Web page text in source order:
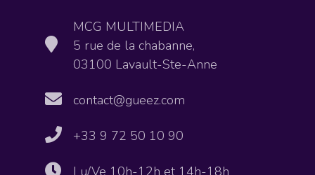
MCG MULTIMEDIA
5 rue de la chabanne,
03100 Lavault-Ste-Anne
contact@gueez.com
+33 9 72 50 10 90
Lu/Ve 10h-12h et 14h-18h